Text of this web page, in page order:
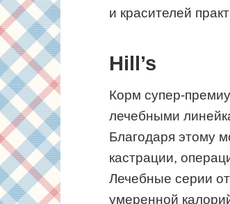
и красителей
Hill’s
Корм супер-
лечебными
Благодаря этому
кастрации,
Лечебные серии
умеренной